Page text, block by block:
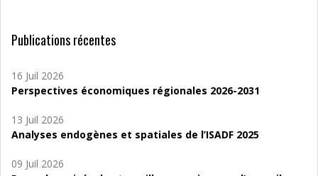
Publications récentes
16 Juil 2026
Perspectives économiques régionales 2026-2031
13 Juil 2026
Analyses endogènes et spatiales de l’ISADF 2025
09 Juil 2026